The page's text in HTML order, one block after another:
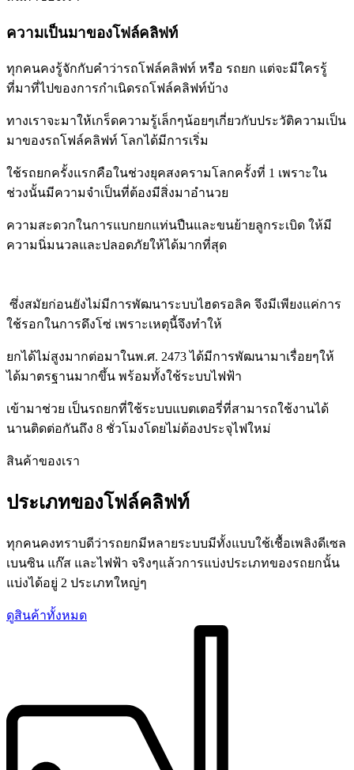
ความเป็นมาของโฟล์คลิฟท์
ทุกคนคงรู้จักกับคำว่ารถโฟล์คลิฟท์ หรือ รถยก แต่จะมีใครรู้
ที่มาที่ไปของการกำเนิดรถโฟล์คลิฟท์บ้าง
ทางเราจะมาให้เกร็ดความรู้เล็กๆน้อยๆเกี่ยวกับประวัติความเป็น
มาของรถโฟล์คลิฟท์ โลกได้มีการเริ่ม
ใช้รถยกครั้งแรกคือในช่วงยุคสงครามโลกครั้งที่ 1 เพราะใน
ช่วงนั้นมีความจำเป็นที่ต้องมีสิ่งมาอำนวย
ความสะดวกในการแบกยกแท่นปืนและขนย้ายลูกระเบิด ให้มี
ความนิ่มนวลและปลอดภัยให้ได้มากที่สุด
ซึ่งสมัยก่อนยังไม่มีการพัฒนาระบบไฮดรอลิค จึงมีเพียงแค่การ
ใช้รอกในการดึงโซ่ เพราะเหตุนี้จึงทำให้
ยกได้ไม่สูงมากต่อมาในพ.ศ. 2473 ได้มีการพัฒนามาเรื่อยๆให้
ได้มาตรฐานมากขึ้น พร้อมทั้งใช้ระบบไฟฟ้า
เข้ามาช่วย เป็นรถยกที่ใช้ระบบแบตเตอรี่ที่สามารถใช้งานได้
นานติดต่อกันถึง 8 ชั่วโมงโดยไม่ต้องประจุไฟใหม่
สินค้าของเรา
ประเภทของโฟล์คลิฟท์
ทุกคนคงทราบดีว่ารถยกมีหลายระบบมีทั้งแบบใช้เชื้อเพลิงดีเซล
เบนซิน แก๊ส และไฟฟ้า จริงๆแล้วการแบ่งประเภทของรถยกนั้น
แบ่งได้อยู่ 2 ประเภทใหญ่ๆ
ดูสินค้าทั้งหมด